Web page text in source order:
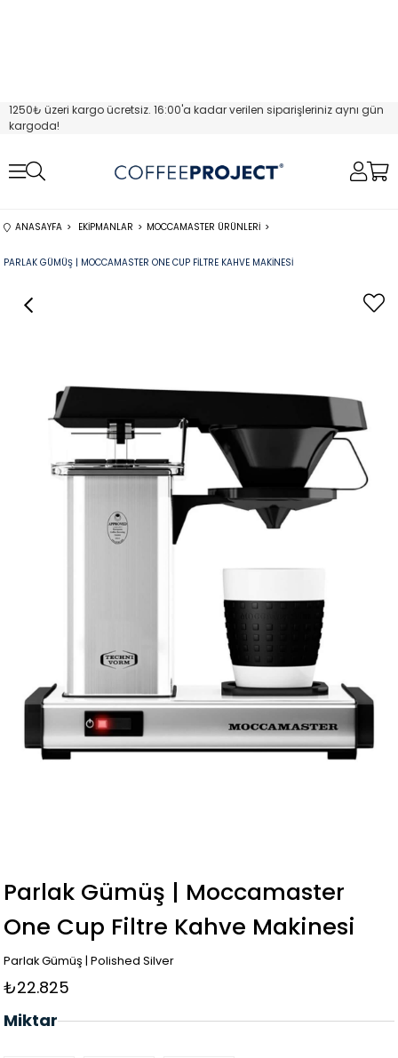
1250₺ üzeri kargo ücretsiz. 16:00'a kadar verilen siparişleriniz aynı gün
kargoda!
ANASAYFA EKIPMANLAR MOCCAMASTER ÜRÜNLERI
PARLAK GÜMÜŞ | MOCCAMASTER ONE CUP FILTRE KAHVE MAKINESI
Parlak Gümüş | Moccamaster
One Cup Filtre Kahve Makinesi
Parlak Gümüş | Polished Silver
₺22.825
Miktar